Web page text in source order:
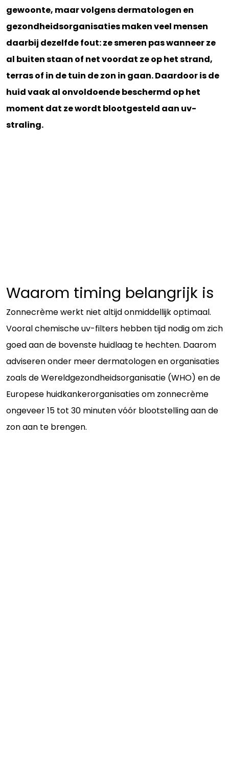
gewoonte, maar volgens dermatologen en
gezondheidsorganisaties maken veel mensen
daarbij dezelfde fout: ze smeren pas wanneer ze
al buiten staan of net voordat ze op het strand,
terras of in de tuin de zon in gaan. Daardoor is de
huid vaak al onvoldoende beschermd op het
moment dat ze wordt blootgesteld aan uv-
straling.
Waarom timing belangrijk is
Zonnecrème werkt niet altijd onmiddellijk optimaal.
Vooral chemische uv-filters hebben tijd nodig om zich
goed aan de bovenste huidlaag te hechten. Daarom
adviseren onder meer dermatologen en organisaties
zoals de Wereldgezondheidsorganisatie (WHO) en de
Europese huidkankerorganisaties om zonnecrème
ongeveer 15 tot 30 minuten vóór blootstelling aan de
zon aan te brengen.